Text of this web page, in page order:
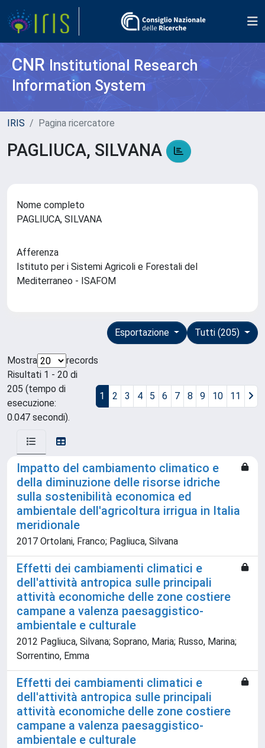
CNR Institutional Research
Information System
IRIS Pagina ricercatore
PAGLIUCA, SILVANA
Nome completo
PAGLIUCA, SILVANA
Afferenza
Istituto per i Sistemi Agricoli e Forestali del
Mediterraneo - ISAFOM
Tutti (205)
Esportazione
Mostra
records
Risultati 1 - 20 di
205 (tempo di
esecuzione:
0.047 secondi).
1 2 3 4 5 6 7 8 9 10 11
Impatto del cambiamento climatico e
della diminuzione delle risorse idriche
sulla sostenibilità economica ed
ambientale dell'agricoltura irrigua in Italia
meridionale
2017 Ortolani, Franco; Pagliuca, Silvana
Effetti dei cambiamenti climatici e
dell'attività antropica sulle principali
attività economiche delle zone costiere
campane a valenza paesaggistico-
ambientale e culturale
2012 Pagliuca, Silvana; Soprano, Maria; Russo, Marina;
Sorrentino, Emma
Effetti dei cambiamenti climatici e
dell'attività antropica sulle principali
attività economiche delle zone costiere
campane a valenza paesaggistico-
ambientale e culturale